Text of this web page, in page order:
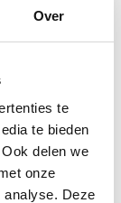
Over
te
te bieden
delen we
onze
analyse. Deze